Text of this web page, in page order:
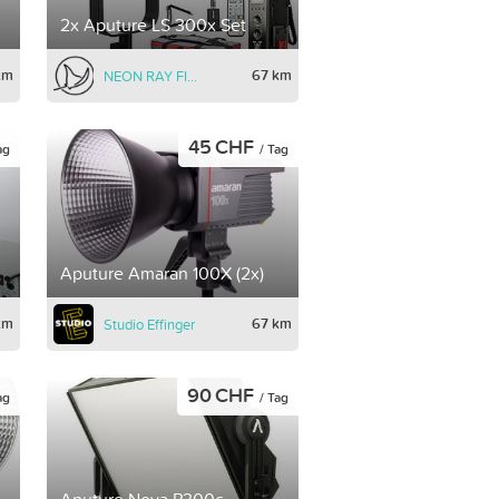
2x Aputure LS 300x Set
NEON RAY FILMS 67 km
Aputure Amaran 100X (2x)
45 CHF / Tag
Studio Effinger 67 km
90 CHF / Tag